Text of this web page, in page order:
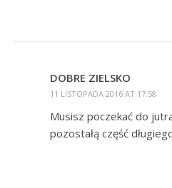
DOBRE ZIELSKO
11 LISTOPADA 2016 AT 17:58
Musisz poczekać do
pozostałą część